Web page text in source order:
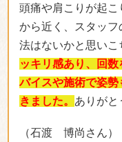
バイスや施術で姿
きました。 ありがと
（石渡 博尚さん）